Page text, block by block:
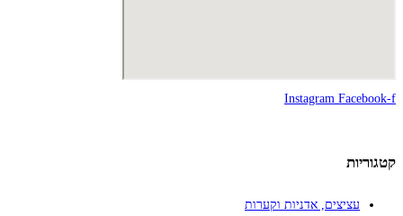
Instagram Facebook-f
קטגוריות
עציצים, אדניות וקערות